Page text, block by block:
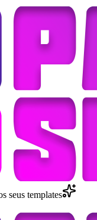
seus templates